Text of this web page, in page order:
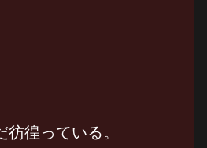
徨っている。